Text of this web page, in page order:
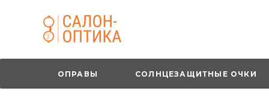
ОПРАВЫ СОЛНЦЕЗАЩИТНЫЕ ОЧКИ